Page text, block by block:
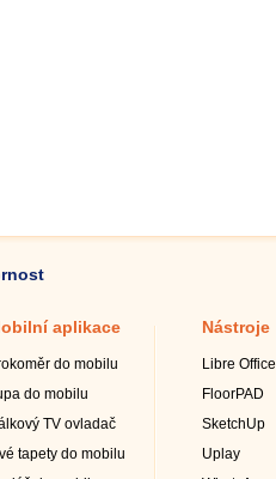
aplikace
do mobilu
do mobilu
TV ovladač
tapety do mobilu
Nástroje
Libre Office
FloorPAD
SketchUp
Uplay